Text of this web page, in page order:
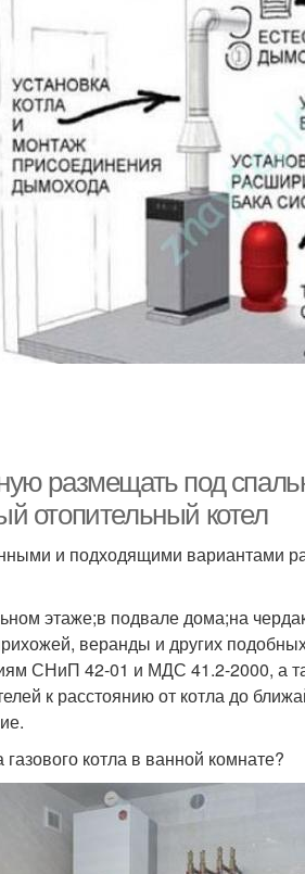
размещать под
отопительный котел
и подходящими вариантами
этаже;в подвале дома;на
веранды и других
СНиП 42-01 и МДС 41.2-2000, а
к расстоянию от котла до
котла в ванной комнате?